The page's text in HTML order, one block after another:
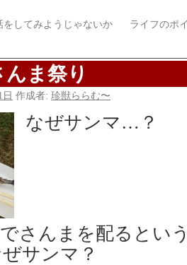
してみようじゃないか ライフのポ
ま祭り
日 作成者: 珍獣ららむ〜
なぜサンマ…？
さんまを配るとい
サンマ？